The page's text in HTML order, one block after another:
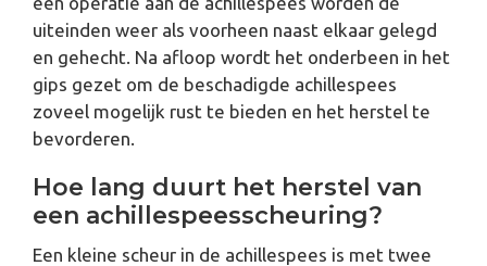
uiteinden weer als voorheen naast elkaar gelegd
en gehecht. Na afloop wordt het onderbeen in het
gips gezet om de beschadigde achillespees
zoveel mogelijk rust te bieden en het herstel te
bevorderen.
Hoe lang duurt het herstel van
een achillespeesscheuring?
Een kleine scheur in de achillespees is met twee